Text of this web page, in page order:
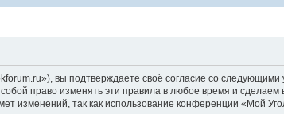
вы подтверждаете своё согласие со следующими
право изменять эти правила в любое время и сделаем
изменений, так как использование конференции «Мой